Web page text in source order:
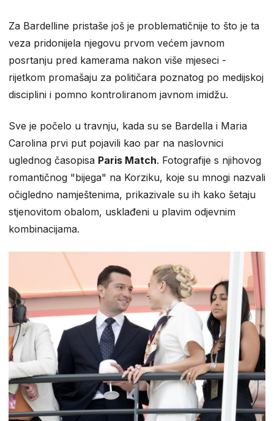
Za Bardelline pristaše još je problematičnije to što je ta
veza pridonijela njegovu prvom većem javnom
posrtanju pred kamerama nakon više mjeseci -
rijetkom promašaju za političara poznatog po medijskoj
disciplini i pomno kontroliranom javnom imidžu.
Sve je počelo u travnju, kada su se Bardella i Maria
Carolina prvi put pojavili kao par na naslovnici
uglednog časopisa Paris Match. Fotografije s njihovog
romantičnog "bijega" na Korziku, koje su mnogi nazvali
očigledno namještenima, prikazivale su ih kako šetaju
stjenovitom obalom, usklađeni u plavim odjevnim
kombinacijama. ​